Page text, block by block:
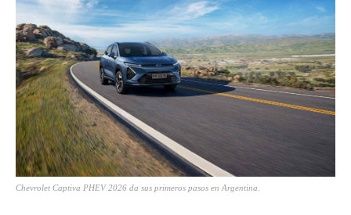
Chevrolet Captiva PHEV 2026 da sus primeros pasos en Argentina.